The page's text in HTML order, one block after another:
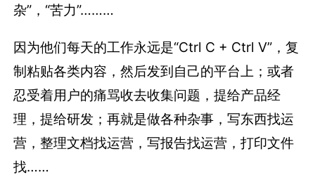
杂”，“苦力”………
因为他们每天的工作永远是“Ctrl C + Ctrl V”，复
制粘贴各类内容，然后发到自己的平台上；或者
忍受着用户的痛骂收去收集问题，提给产品经
理，提给研发；再就是做各种杂事，写东西找运
营，整理文档找运营，写报告找运营，打印文件
找……